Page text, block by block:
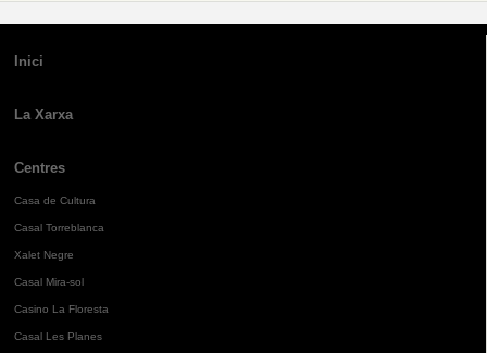
Inici
La Xarxa
Centres
Casa de Cultura
Casal Torreblanca
Xalet Negre
Casal Mira-sol
Casino La Floresta
Casal Les Planes